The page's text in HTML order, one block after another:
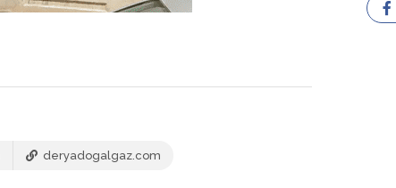
deryadogalgaz.com